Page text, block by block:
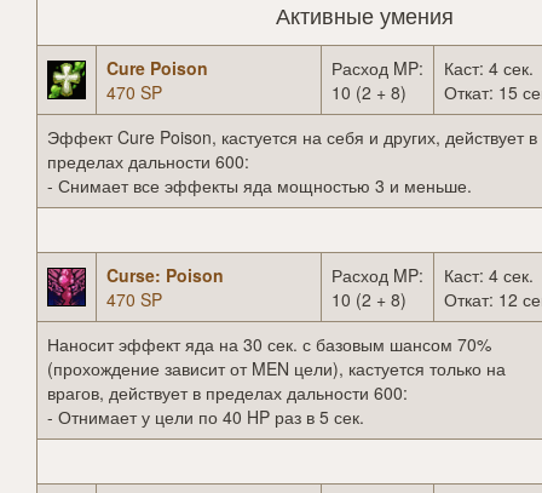
Активные умения
Cure Poison
470 SP
Расход MP:
10 (2 + 8)
Каст: 4 сек.
Откат: 15
Эффект Cure Poison, кастуется на себя и других, действует в
пределах дальности 600:
- Снимает все эффекты яда мощностью 3 и меньше.
Curse: Poison
470 SP
Расход MP:
10 (2 + 8)
Каст: 4 сек.
Откат: 12
Наносит эффект яда на 30 сек. с базовым шансом 70%
(прохождение зависит от MEN цели), кастуется только на
врагов, действует в пределах дальности 600:
- Отнимает у цели по 40 HP раз в 5 сек.